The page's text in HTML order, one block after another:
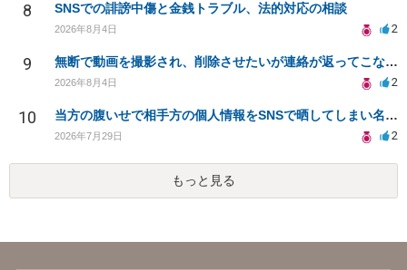
8 SNSでの誹謗中傷と金銭トラブル、法的対応の相談
2026年8月4日 2
9 無断で動画を撮影され、削除させたいが連絡が返ってこない。
2026年8月4日 2
10 当方の腹いせで相手方の個人情報をSNSで晒してしまい名誉毀損させてしまったかもしれない
2026年7月29日 2
もっと見る